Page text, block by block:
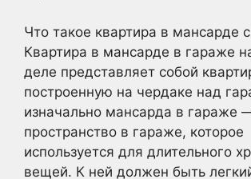
Что такое квартира в мансарде
Квартира в мансарде в гараже
деле представляет собой
построенную на чердаке над
изначально мансарда в гараже
пространство в гараже, которое
используется для длительного
вещей. К ней должен быть